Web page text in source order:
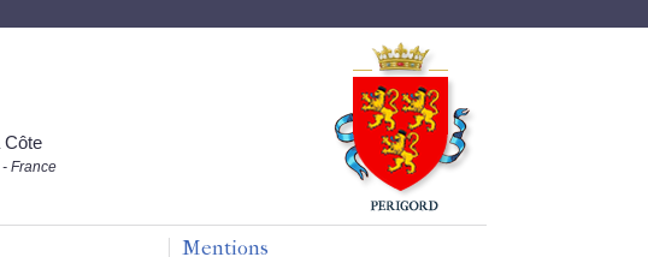
Côte
France
Mentions